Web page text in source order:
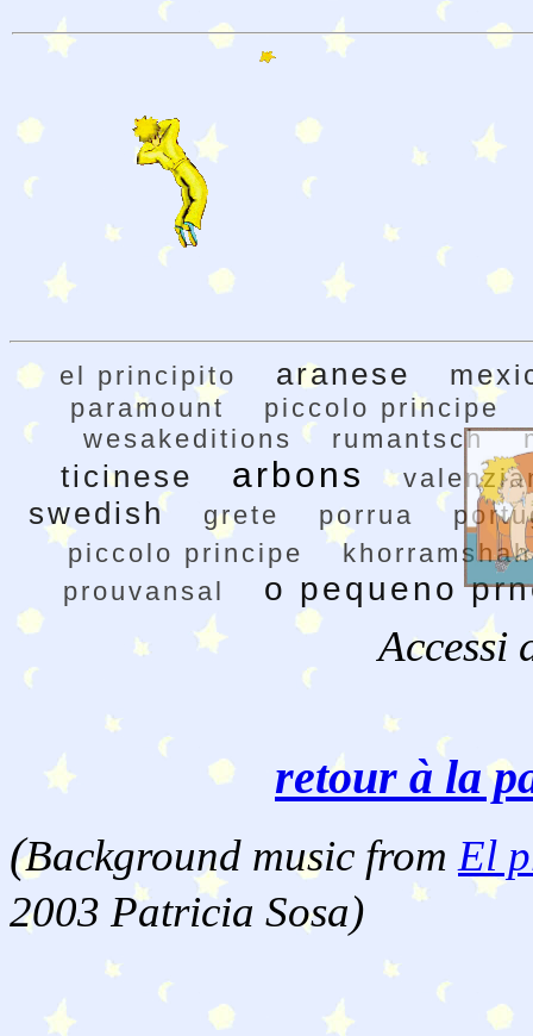
el principito aranese
paramount
piccolo principe
wesakeditions
rumantsch
ticinese arbons
swedish grete porrua
piccolo principe
prouvansal
o pequeno
Accessi
retour à la
(Background music from El
2003 Patricia Sosa)